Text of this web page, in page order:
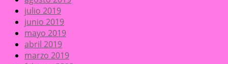
julio 2019
junio 2019
mayo 2019
abril 2019
marzo 2019